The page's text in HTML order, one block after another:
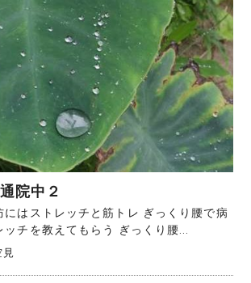
院中２
にはストレッチと筋トレ ぎっくり腰で病
ッチを教えてもらう ぎっくり腰...
見